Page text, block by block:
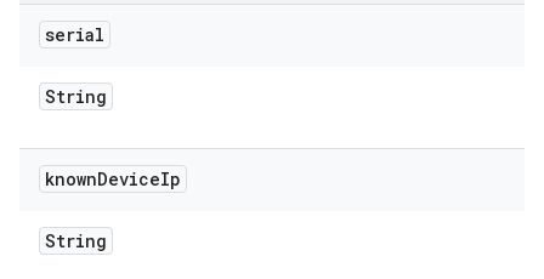
serial
String
knownDeviceIp
String